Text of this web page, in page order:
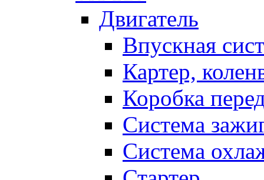
Двигатель
Впускная
Картер,
Коробка
Система
Система